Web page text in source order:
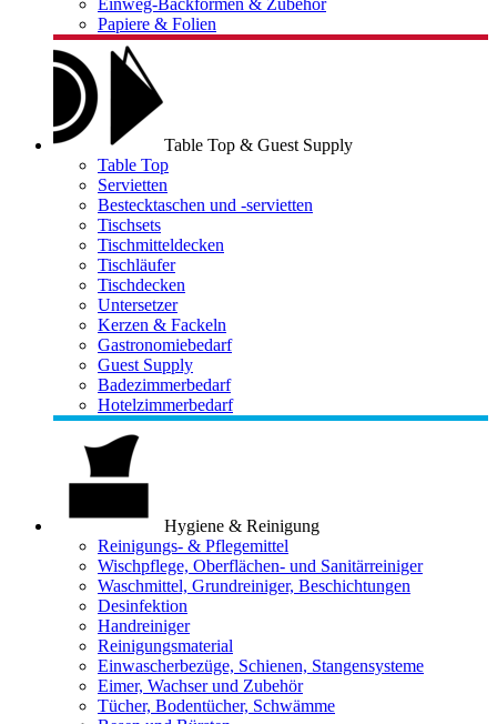
Einweg-Backformen & Zubehör
Papiere & Folien
Table Top & Guest Supply
Table Top
Servietten
Bestecktaschen und -servietten
Tischsets
Tischmitteldecken
Tischläufer
Tischdecken
Untersetzer
Kerzen & Fackeln
Gastronomiebedarf
Guest Supply
Badezimmerbedarf
Hotelzimmerbedarf
Hygiene & Reinigung
Reinigungs- & Pflegemittel
Wischpflege, Oberflächen- und Sanitärreiniger
Waschmittel, Grundreiniger, Beschichtungen
Desinfektion
Handreiniger
Reinigungsmaterial
Einwascherbezüge, Schienen, Stangensysteme
Eimer, Wachser und Zubehör
Tücher, Bodentücher, Schwämme